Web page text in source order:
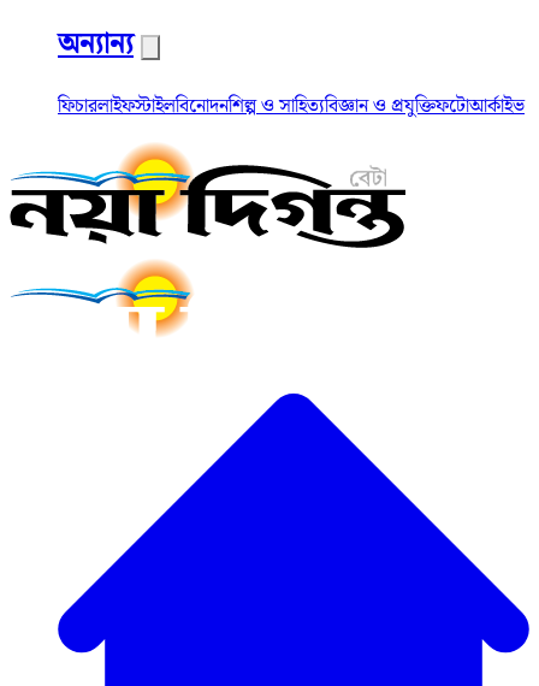
অন্যান্য
ফিচারলাইফস্টাইলবিনোদনশিল্প ও সাহিত্যবিজ্ঞান ও প্রযুক্তিফটোআর্কাইভ